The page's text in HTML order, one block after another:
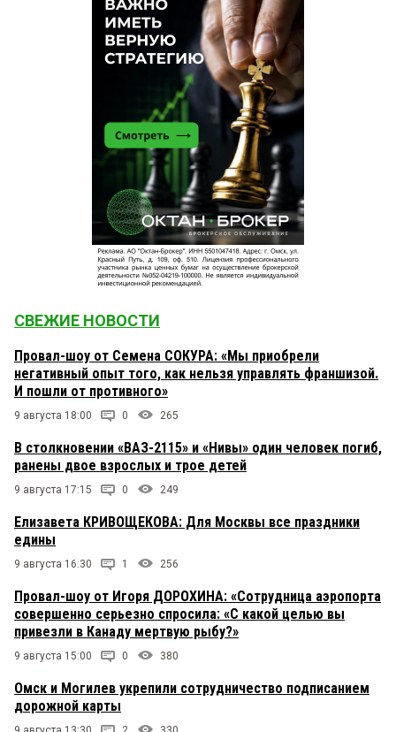
СВЕЖИЕ НОВОСТИ
Провал-шоу от Семена СОКУРА: «Мы приобрели
негативный опыт того, как нельзя управлять франшизой.
И пошли от противного»
9 августа 18:00 0 265
В столкновении «ВАЗ-2115» и «Нивы» один человек погиб,
ранены двое взрослых и трое детей
9 августа 17:15 0 249
Елизавета КРИВОЩЕКОВА: Для Москвы все праздники
едины
9 августа 16:30 1 256
Провал-шоу от Игоря ДОРОХИНА: «Сотрудница аэропорта
совершенно серьезно спросила: «С какой целью вы
привезли в Канаду мертвую рыбу?»
9 августа 15:00 0 380
Омск и Могилев укрепили сотрудничество подписанием
дорожной карты